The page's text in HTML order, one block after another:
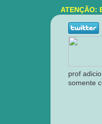
prof
somente